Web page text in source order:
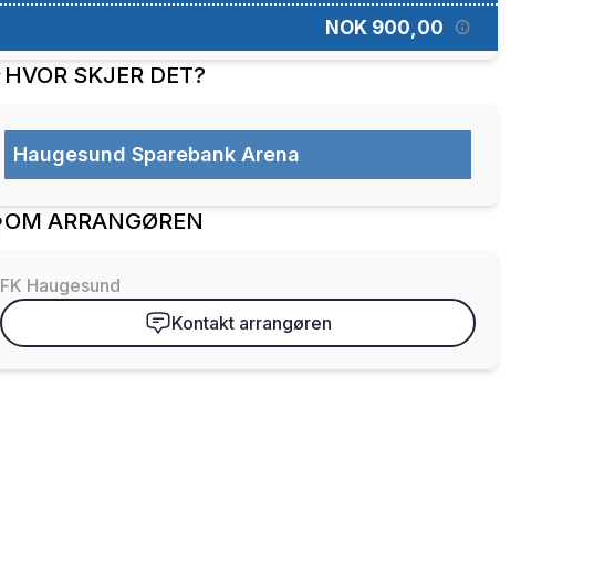
NOK 900,00
HVOR SKJER DET?
Haugesund Sparebank Arena
OM ARRANGØREN
FK Haugesund
Kontakt arrangøren